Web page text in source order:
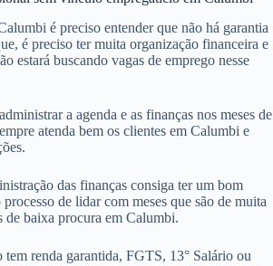
é preciso entender que não há garantia
é preciso ter muita organização financeira e
estará buscando vagas de emprego nesse
a agenda e as finanças nos meses de
atenda bem os clientes em Calumbi e
das finanças consiga ter um bom
de lidar com meses que são de muita
de baixa procura em Calumbi.
renda garantida, FGTS, 13° Salário ou